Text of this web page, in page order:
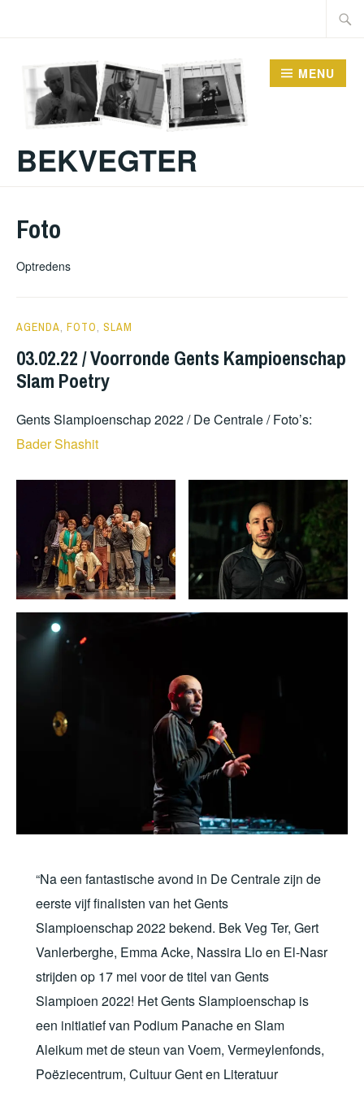
Zoeken
BEKVEGTER
MENU
Foto
Optredens
5
FEBRUARI
2022
AGENDA, FOTO, SLAM
03.02.22 / Voorronde Gents Kampioenschap
Slam Poetry
Gents Slampioenschap 2022 / De Centrale / Foto’s:
Bader Shashit
“Na een fantastische avond in De Centrale zijn de
eerste vijf finalisten van het Gents
Slampioenschap 2022 bekend. Bek Veg Ter, Gert
Vanlerberghe, Emma Acke, Nassira Llo en El-Nasr
strijden op 17 mei voor de titel van Gents
Slampioen 2022! Het Gents Slampioenschap is
een initiatief van Podium Panache en Slam
Aleikum met de steun van Voem, Vermeylenfonds,
Poëziecentrum, Cultuur Gent en Literatuur